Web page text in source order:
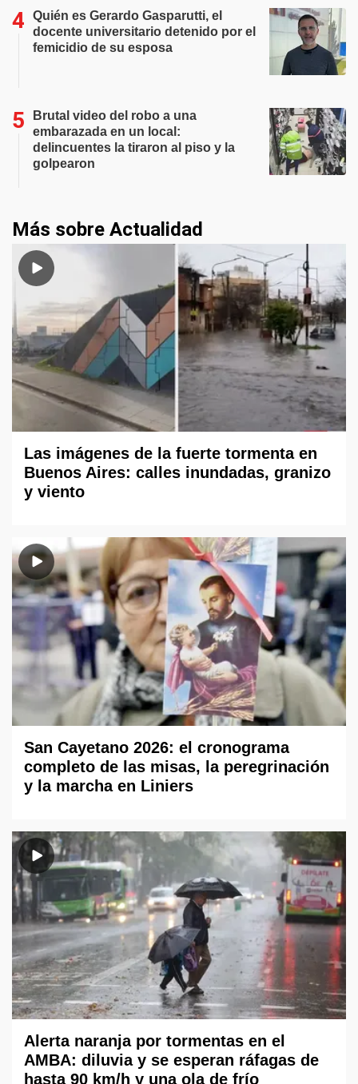
Quién es Gerardo Gasparutti, el
docente universitario detenido por el
femicidio de su esposa
Brutal video del robo a una
embarazada en un local:
delincuentes la tiraron al piso y la
golpearon
Más sobre Actualidad
Las imágenes de la fuerte tormenta en
Buenos Aires: calles inundadas, granizo
y viento
San Cayetano 2026: el cronograma
completo de las misas, la peregrinación
y la marcha en Liniers
Alerta naranja por tormentas en el
AMBA: diluvia y se esperan ráfagas de
hasta 90 km/h y una ola de frío